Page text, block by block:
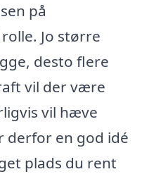
på
Jo større
desto flere
vil der være
vil hæve
derfor en god idé
plads du rent